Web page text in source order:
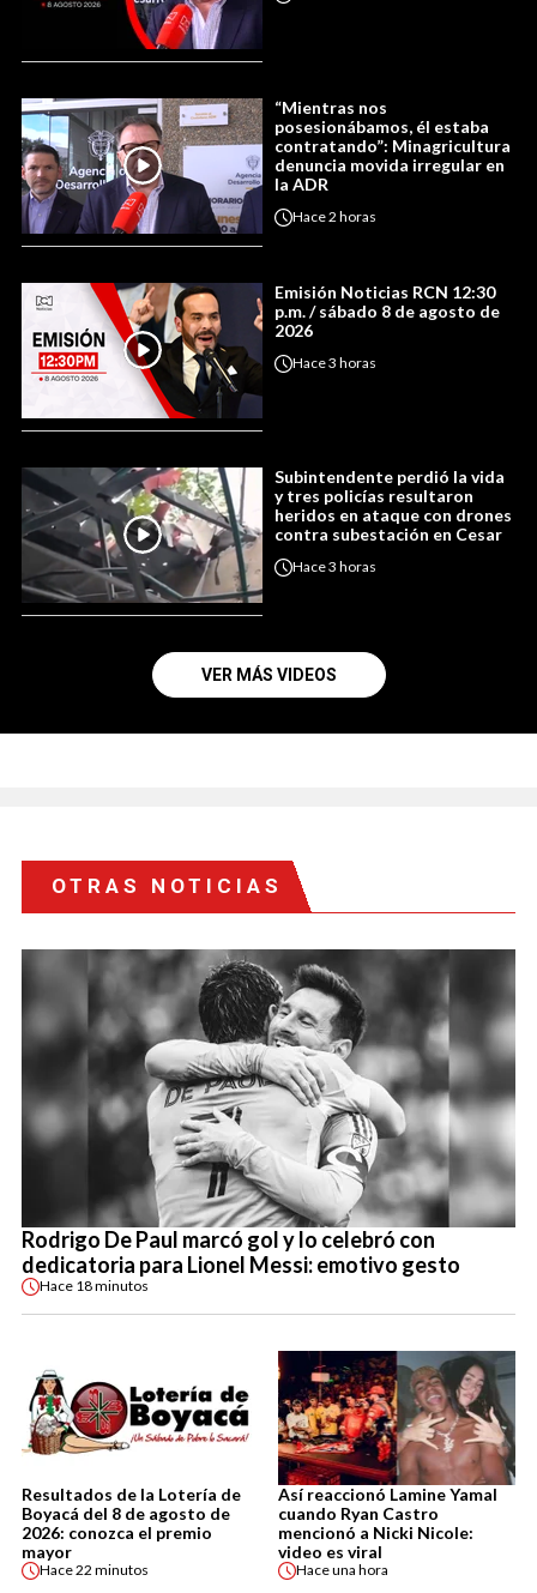
“Mientras nos
posesionábamos, él estaba
contratando”: Minagricultura
denuncia movida irregular en
la ADR
Hace2 horas
Emisión Noticias RCN 12:30
p.m. / sábado 8 de agosto de
2026
Hace3 horas
Subintendente perdió la vida
y tres policías resultaron
heridos en ataque con drones
contra subestación en Cesar
Hace3 horas
VER MÁS VIDEOS
OTRAS NOTICIAS
Rodrigo De Paul marcó gol y lo celebró con
dedicatoria para Lionel Messi: emotivo gesto
Hace 18 minutos
Resultados de la Lotería de
Boyacá del 8 de agosto de
2026: conozca el premio
mayor
Hace22 minutos
Así reaccionó Lamine Yamal
cuando Ryan Castro
mencionó a Nicki Nicole:
video es viral
Haceuna hora